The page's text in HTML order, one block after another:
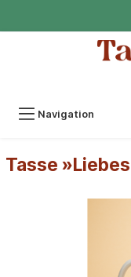
Navigation
Tasse